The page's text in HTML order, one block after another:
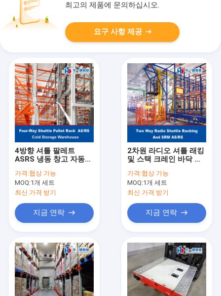
최고의 제품에 문의하십시오.
요구 사항 제공
4방향 셔틀 팔레트
ASRS 냉동 창고 자동
레트 러너 랙킹
가격:협상 가능
MOQ:1개 세트
최신 가격 받기
지금 연락
2차원 라디오 셔틀 래킹
및 스택 크레인 바닥 지
계 ASRS 자동 저장 및
검색 시스템
가격:협상 가능
MOQ:1개 세트
최신 가격 받기
지금 연락